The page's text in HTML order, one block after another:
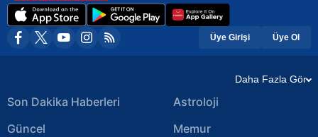
Üye Girişi Üye Ol
Daha Fazla Gör
Son Dakika Haberleri
Güncel
Astroloji
Memur